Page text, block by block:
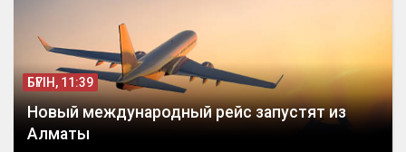
БҮГІН, 11:39
Новый международный рейс запустят из
Алматы